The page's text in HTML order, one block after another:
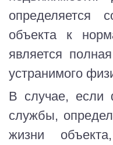
определяется
объекта к
является
устранимого
В случае, если
службы,
жизни